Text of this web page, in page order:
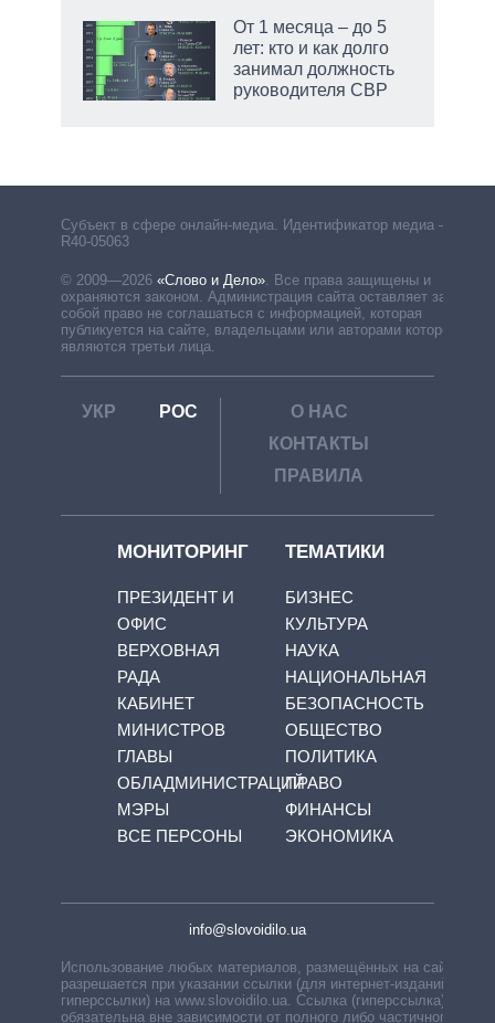
От 1 месяца – до 5
лет: кто и как долго
занимал должность
руководителя СВР
Субъект в сфере онлайн-медиа. Идентификатор медиа –
R40-05063
© 2009—2026 «Слово и Дело» Все права защищены и
охраняются законом. Администрация сайта оставляет за
собой право не соглашаться с информацией, которая
публикуется на сайте, владельцами или авторами которой
являются третьи лица.
УКР РОС
О НАС
КОНТАКТЫ
ПРАВИЛА
МОНИТОРИНГ
ПРЕЗИДЕНТ И
ОФИС
ВЕРХОВНАЯ
РАДА
КАБИНЕТ
МИНИСТРОВ
ГЛАВЫ
ОБЛАДМИНИСТРАЦИЙ
МЭРЫ
ВСЕ ПЕРСОНЫ
ТЕМАТИКИ
БИЗНЕС
КУЛЬТУРА
НАУКА
НАЦИОНАЛЬНАЯ
БЕЗОПАСНОСТЬ
ОБЩЕСТВО
ПОЛИТИКА
ПРАВО
ФИНАНСЫ
ЭКОНОМИКА
info@slovoidilo.ua
Использование любых материалов, размещённых на сайте,
разрешается при указании ссылки (для интернет-изданий —
гиперссылки) на www.slovoidilo.ua. Ссылка (гиперссылка)
обязательна вне зависимости от полного либо частичного